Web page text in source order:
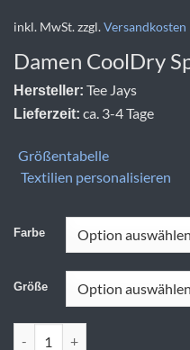
inkl. MwSt.zzgl.Versandkosten
Damen CoolDry
Hersteller: Tee Jays
Lieferzeit: ca. 3-4 Tage
Größentabelle
Textilien personalisieren
Farbe
Größe